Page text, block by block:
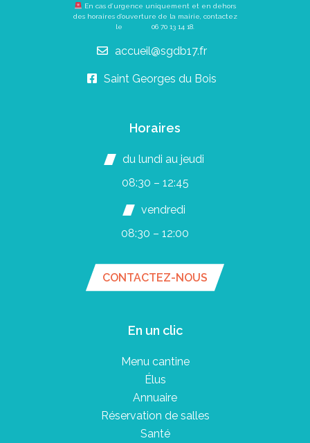
En cas d’urgence uniquement et en dehors
des horaires d’ouverture de la mairie, contactez
le 06 70 13 14 18.
accueil@sgdb17.fr
Saint Georges du Bois
Horaires
du lundi au jeudi
08:30 – 12:45
vendredi
08:30 – 12:00
CONTACTEZ-NOUS
En un clic
Menu cantine
Élus
Annuaire
Réservation de salles
Santé